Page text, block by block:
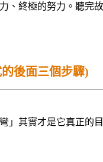
、終極的努力。聽完
後面三個步驟)
」其實才是它真正的